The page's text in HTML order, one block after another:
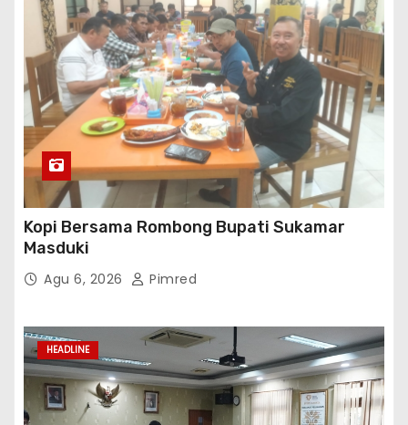
Kopi Bersama Rombong Bupati Sukamar
Masduki
Agu 6, 2026 Pimred
HEADLINE